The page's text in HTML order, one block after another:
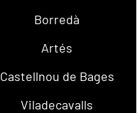
Borredà
Artés
Castellnou de Bages
Viladecavalls